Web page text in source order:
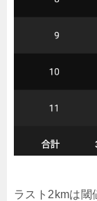
ラスト2kmは閾